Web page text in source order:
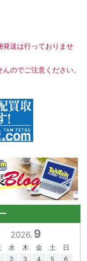
発送は行っておりませ
のでご注意ください。
2026. 9
水 木 金 土
日
2 3 4 5
6